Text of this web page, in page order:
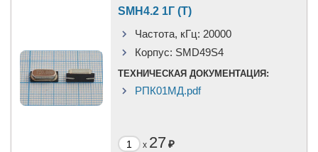
SMH4.2 1Г (T)
Частота, кГц: 20000
Корпус: SMD49S4
ТЕХНИЧЕСКАЯ ДОКУМЕНТАЦИЯ:
РПК01МД.pdf
x 27₽